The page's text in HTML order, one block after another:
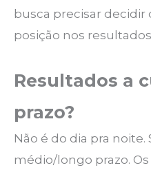
busca precisar
posição nos
Resultados a
prazo?
Não é do dia pra
médio/longo prazo.